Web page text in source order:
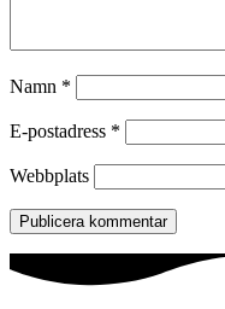
Namn *
E-postadress *
Webbplats